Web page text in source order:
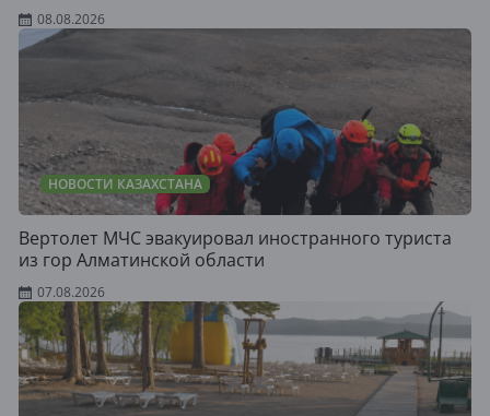
08.08.2026
НОВОСТИ КАЗАХСТАНА
Вертолет МЧС эвакуировал иностранного туриста
из гор Алматинской области
07.08.2026